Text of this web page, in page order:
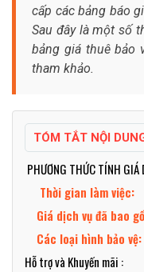
cấp các bảng báo
Sau đây là một số
bảng giá thuê bảo
tham khảo.
TÓM TẮT NỘI
PHƯƠNG THỨC TÍNH GIÁ
Thời gian làm việc:
Giá dịch vụ đã bao
Các loại hình bảo vệ:
Hỗ trợ và Khuyến mãi :